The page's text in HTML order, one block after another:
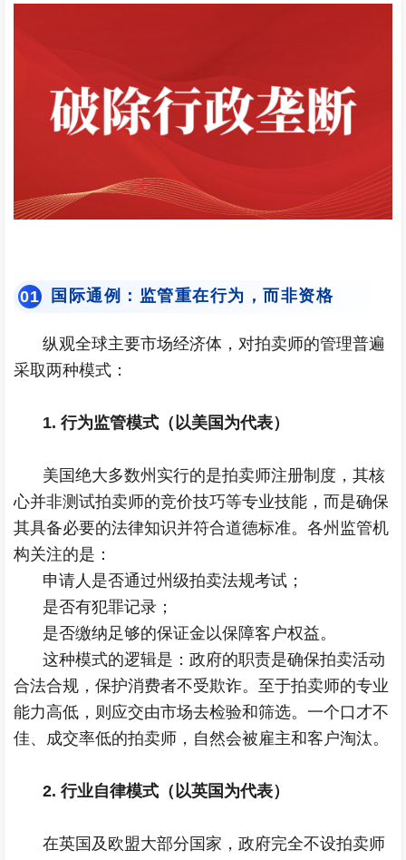
01 国际通例：监管重在行为，而非资格
纵观全球主要市场经济体，对拍卖师的管理普遍
采取两种模式：
1. 行为监管模式（以美国为代表）
美国绝大多数州实行的是拍卖师注册制度，其核
心并非测试拍卖师的竞价技巧等专业技能，而是确保
其具备必要的法律知识并符合道德标准。各州监管机
构关注的是：
申请人是否通过州级拍卖法规考试；
是否有犯罪记录；
是否缴纳足够的保证金以保障客户权益。
这种模式的逻辑是：政府的职责是确保拍卖活动
合法合规，保护消费者不受欺诈。至于拍卖师的专业
能力高低，则应交由市场去检验和筛选。一个口才不
佳、成交率低的拍卖师，自然会被雇主和客户淘汰。
2. 行业自律模式（以英国为代表）
在英国及欧盟大部分国家，政府完全不设拍卖师